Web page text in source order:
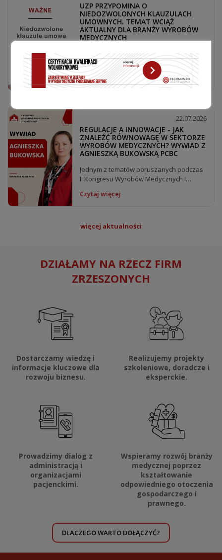
UZP PRZYPOMINA O
NIEDOZWOLONYCH KLAUZULACH
UMOWNYCH. TEMAT WCIĄŻ
AKTUALNY DLA BRANŻY WYROBÓW
MEDYCZNYCH
uwagę na problem niedozwolonych
klauzul umownych w zamówieniach
publicznych –...
Czytaj więcej
22.07.2026
REGULACJE A INNOWACJE - JAK
ZNALEŹĆ RÓWNOWAGĘ W SEKTORZE
WYROBÓW MEDYCZNYCH? WYWIAD Z
AGNIESZKĄ BUKOWSKĄ PCBC
Jednym z tematów poruszanych podczas
II Kongresu Wyrobów Medycznych i
stojące przed...
Czytaj więcej
więcej aktualności
DZIAŁAMY NA RZECZ FIRM
ZRZESZONYCH
Dostarczamy wiedzę i
informacje kluczowe dla
rozwoju biznesu.
Realizujemy projekty
szkoleniowe, doradcze i
eksperckie.
Prowadzimy dialog z
administracją i
organizacjami
pacjenckimi.
Wspieramy rozwój branży
medycznej poprzez
kształtowanie
odpowiedniego otoczenia
gospodarczego i
prawnego.
DLACZEGO WARTO DOŁĄCZYĆ?